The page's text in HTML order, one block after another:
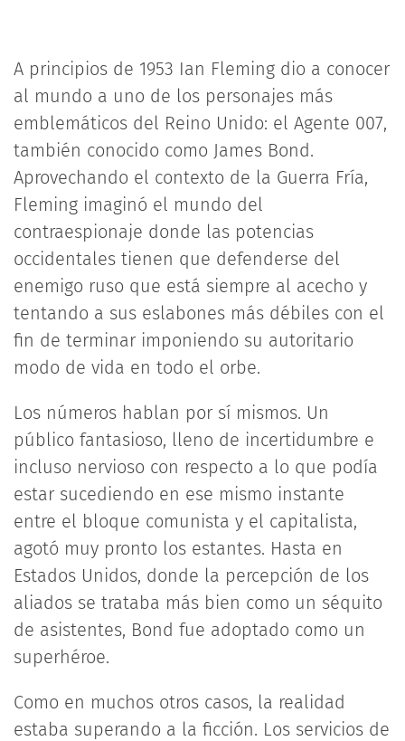
A principios de 1953 Ian Fleming dio a conocer
al mundo a uno de los personajes más
emblemáticos del Reino Unido: el Agente 007,
también conocido como James Bond.
Aprovechando el contexto de la Guerra Fría,
Fleming imaginó el mundo del
contraespionaje donde las potencias
occidentales tienen que defenderse del
enemigo ruso que está siempre al acecho y
tentando a sus eslabones más débiles con el
fin de terminar imponiendo su autoritario
modo de vida en todo el orbe.
Los números hablan por sí mismos. Un
público fantasioso, lleno de incertidumbre e
incluso nervioso con respecto a lo que podía
estar sucediendo en ese mismo instante
entre el bloque comunista y el capitalista,
agotó muy pronto los estantes. Hasta en
Estados Unidos, donde la percepción de los
aliados se trataba más bien como un séquito
de asistentes, Bond fue adoptado como un
superhéroe.
Como en muchos otros casos, la realidad
estaba superando a la ficción. Los servicios de